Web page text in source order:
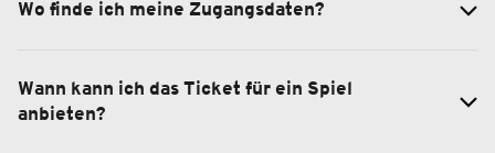
Wo finde ich meine Zugangsdaten?
Wann kann ich das Ticket für ein Spiel
anbieten?